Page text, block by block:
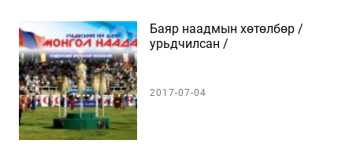
Баяр наадмын хөтөлбөр /
урьдчилсан /
2017-07-04